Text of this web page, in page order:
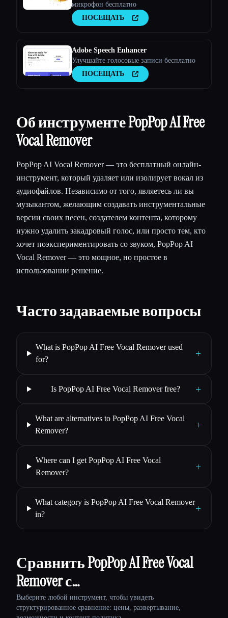
микрофон бесплатно
ПОСЕЩАТЬ
Adobe Speech Enhancer
Улучшайте голосовые записи бесплатно
ПОСЕЩАТЬ
Об инструменте PopPop AI Free
Vocal Remover
PopPop AI Vocal Remover — это бесплатный онлайн-
инструмент, который удаляет или изолирует вокал из
аудиофайлов. Независимо от того, являетесь ли вы
музыкантом, желающим создавать инструментальные
версии своих песен, создателем контента, которому
нужно удалить закадровый голос, или просто тем, кто
хочет поэкспериментировать со звуком, PopPop AI
Vocal Remover — это мощное, но простое в
использовании решение.
Часто задаваемые вопросы
What is PopPop AI Free Vocal Remover used
for?
+
Is PopPop AI Free Vocal Remover free? +
What are alternatives to PopPop AI Free Vocal
Remover?
+
Where can I get PopPop AI Free Vocal
Remover?
+
What category is PopPop AI Free Vocal Remover
in?
+
Сравнить PopPop AI Free Vocal
Remover с…
Выберите любой инструмент, чтобы увидеть
структурированное сравнение: цены, развертывание,